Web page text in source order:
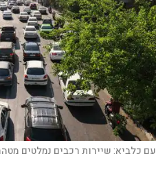
עם כלביא: שיירות רכבים נמלטים